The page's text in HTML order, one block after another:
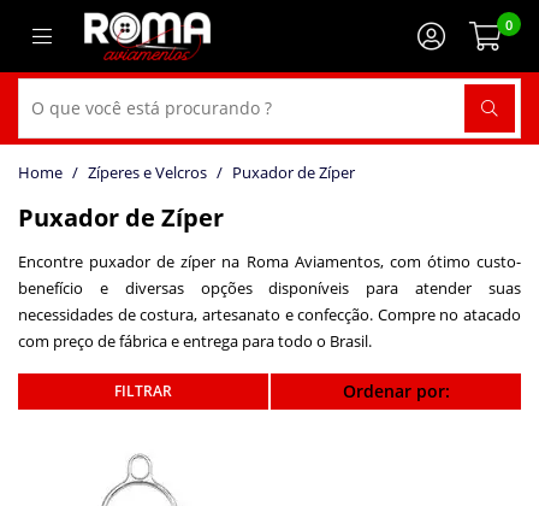
0
Zíperes e Velcros Puxador de Zíper
Puxador de Zíper
Encontre puxador de zíper na Roma Aviamentos, com ótimo custo-
benefício e diversas opções disponíveis para atender suas
necessidades de costura, artesanato e confecção. Compre no atacado
com preço de fábrica e entrega para todo o Brasil.
Ordenar por: